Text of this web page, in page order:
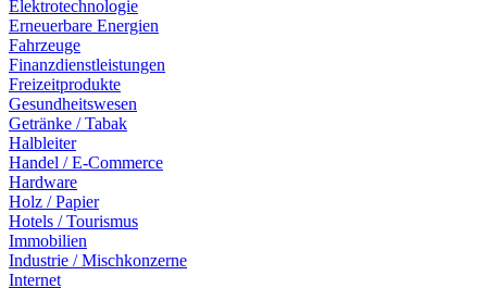
Elektrotechnologie
Erneuerbare Energien
Fahrzeuge
Finanzdienstleistungen
Freizeitprodukte
Gesundheitswesen
Getränke / Tabak
Halbleiter
Handel / E-Commerce
Hardware
Holz / Papier
Hotels / Tourismus
Immobilien
Industrie / Mischkonzerne
Internet